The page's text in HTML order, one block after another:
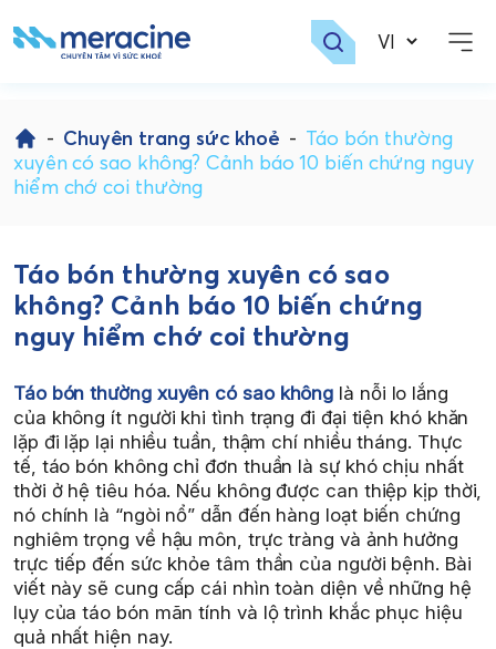
to
content
- Chuyên trang sức khoẻ - Táo bón thường
xuyên có sao không? Cảnh báo 10 biến chứng nguy
hiểm chớ coi thường
Táo bón thường xuyên có sao
không? Cảnh báo 10 biến chứng
nguy hiểm chớ coi thường
Táo bón thường xuyên có sao không là nỗi lo lắng
của không ít người khi tình trạng đi đại tiện khó khăn
lặp đi lặp lại nhiều tuần, thậm chí nhiều tháng. Thực
tế, táo bón không chỉ đơn thuần là sự khó chịu nhất
thời ở hệ tiêu hóa. Nếu không được can thiệp kịp thời,
nó chính là “ngòi nổ” dẫn đến hàng loạt biến chứng
nghiêm trọng về hậu môn, trực tràng và ảnh hưởng
trực tiếp đến sức khỏe tâm thần của người bệnh. Bài
viết này sẽ cung cấp cái nhìn toàn diện về những hệ
lụy của táo bón mãn tính và lộ trình khắc phục hiệu
quả nhất hiện nay.